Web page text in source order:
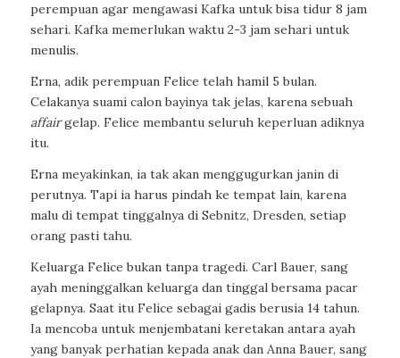
perempuan agar mengawasi Kafka untuk bisa tidur 8 jam
sehari. Kafka memerlukan waktu 2-3 jam sehari untuk
menulis.
Erna, adik perempuan Felice telah hamil 5 bulan.
Celakanya suami calon bayinya tak jelas, karena sebuah
affairgelap. Felice membantu seluruh keperluan adiknya
itu.
Erna meyakinkan, ia tak akan menggugurkan janin di
perutnya. Tapi ia harus pindah ke tempat lain, karena
malu di tempat tinggalnya di Sebnitz, Dresden, setiap
orang pasti tahu.
Keluarga Felice bukan tanpa tragedi. Carl Bauer, sang
ayah meninggalkan keluarga dan tinggal bersama pacar
gelapnya. Saat itu Felice sebagai gadis berusia 14 tahun.
Ia mencoba untuk menjembatani keretakan antara ayah
yang banyak perhatian kepada anak dan Anna Bauer, sang